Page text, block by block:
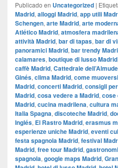
Publicado en Uncategorized |
Madrid, alloggi Madrid, app utili
Schengen, arte Madrid, arte
Atlético Madrid, atmosfera
attività Madrid, bar di tapas, bar di
panoramici Madrid, bar trendy
calamares, boutique di lusso Madrid
caffè Madrid, Cattedrale
Ginés, clima Madrid, come
Madrid, concerti Madrid, consigli
Madrid, cosa vedere a Madrid, cose
Madrid, cucina madrilena, cultura
Italia Spagna, discoteche Madrid,
Inglés, El Rastro Madrid, erasmus
esperienze uniche Madrid, eventi
festa spagnola Madrid, festival
Madrid, free tour Madrid,
spagnola, google maps Madrid,